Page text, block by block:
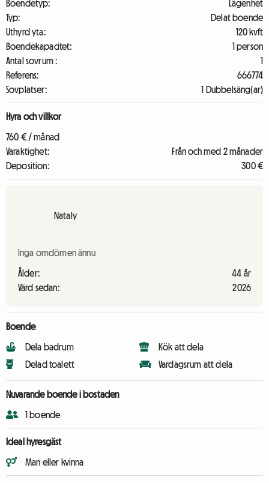
Boendetyp:
Lägenhet
Typ:
Delat boende
Uthyrd yta:
120 kvft
Boendekapacitet:
1 person
Antal sovrum :
1
Referens:
666774
Sovplatser:
1 Dubbelsäng(ar)
Hyra och villkor
760 € / månad
Varaktighet:
Från och med 2 månader
Deposition:
300 €
Nataly
Inga omdömen ännu
Ålder:
44 år
Värd sedan:
2026
Boende
Dela badrum
Delad toalett
Kök att dela
Vardagsrum att dela
Nuvarande boende i bostaden
1 boende
Ideal hyresgäst
Man eller kvinna